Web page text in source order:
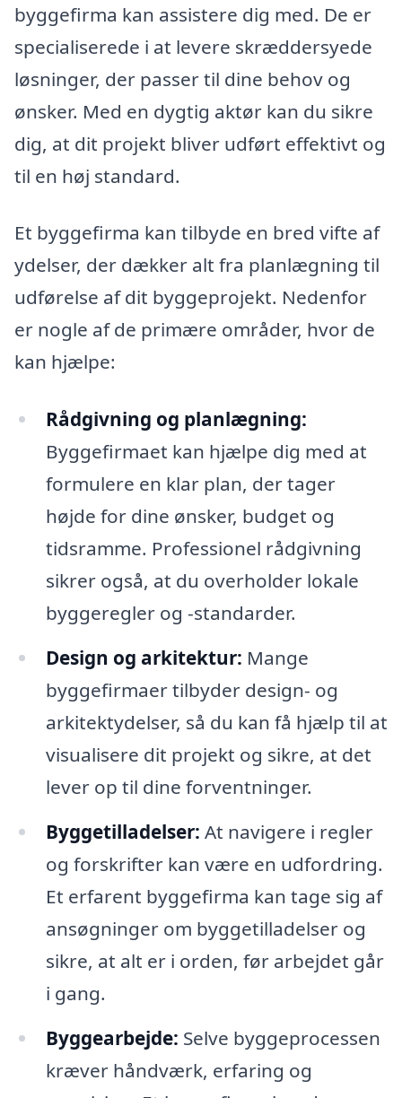
byggefirma kan assistere dig med. De er
specialiserede i at levere skræddersyede
løsninger, der passer til dine behov og
ønsker. Med en dygtig aktør kan du sikre
dig, at dit projekt bliver udført effektivt og
til en høj standard.
Et byggefirma kan tilbyde en bred vifte af
ydelser, der dækker alt fra planlægning til
udførelse af dit byggeprojekt. Nedenfor
er nogle af de primære områder, hvor de
kan hjælpe:
Rådgivning og planlægning:
Byggefirmaet kan hjælpe dig med at
formulere en klar plan, der tager
højde for dine ønsker, budget og
tidsramme. Professionel rådgivning
sikrer også, at du overholder lokale
byggeregler og -standarder.
Design og arkitektur: Mange
byggefirmaer tilbyder design- og
arkitektydelser, så du kan få hjælp til at
visualisere dit projekt og sikre, at det
lever op til dine forventninger.
Byggetilladelser: At navigere i regler
og forskrifter kan være en udfordring.
Et erfarent byggefirma kan tage sig af
ansøgninger om byggetilladelser og
sikre, at alt er i orden, før arbejdet går
i gang.
Byggearbejde: Selve byggeprocessen
kræver håndværk, erfaring og